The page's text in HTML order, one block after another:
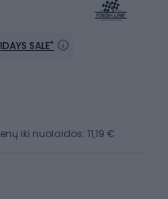
SALE"
iki nuolaidos: 11,19 €